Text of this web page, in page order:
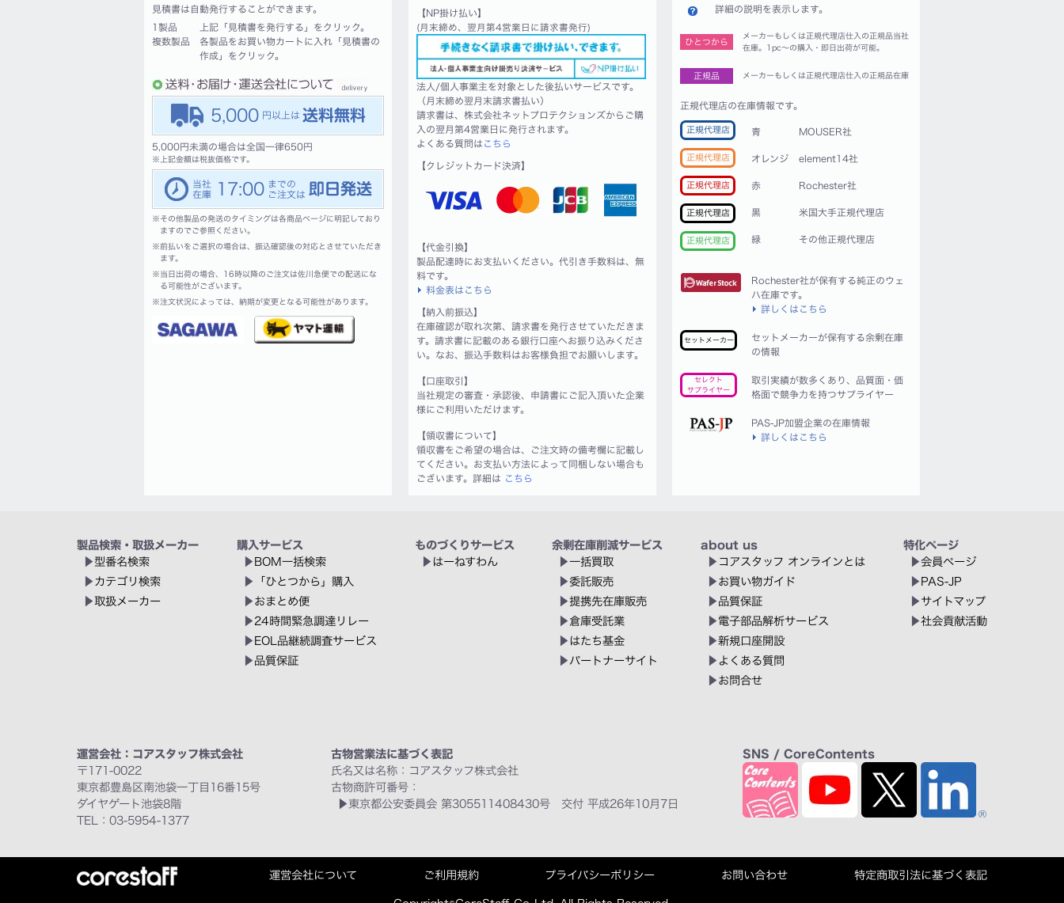
見積書は自動発行することができます。
1製品
上記「見積書を発行する」をクリック。
複数製品
各製品をお買い物カートに入れ「見積書の
作成」をクリック。
5,000
5,000円未満の場合は全国一律650円
※ 上記金額は税抜価格です。
17:00
※その他製品の発送のタイミングは各商品ページに明記しており
ますのでご参照ください。
※前払いをご選択の場合は、振込確認後の対応とさせていただき
ます。
※ 当日出荷の場合、16時以降のご注文は佐川急便での配送にな
る可能性がございます。
※注文状況によっては、納期が変更となる可能性があります。
【NP掛け払い】
(月末締め、翌月第4営業日に請求書発行)
法人/個人事業主を対象とした後払いサービスです。
（月末締め翌月末請求書払い）
請求書は、株式会社ネットプロテクションズからご購
入の翌月第4営業日に発行されます。
よくある質問は こちら
【クレジットカード決済】
【代金引換】
製品配達時にお支払いください。代引き手数料は、無
料です。
料金表はこちら
【納入前振込】
在庫確認が取れ次第、請求書を発行させていただきま
す。請求書に記載のある銀行口座へお振り込みくださ
い。なお、振込手数料はお客様負担でお願いします。
【口座取引】
当社規定の審査・承認後、申請書にご記入頂いた企業
様にご利用いただけます。
【領収書について】
領収書をご希望の場合は、ご注文時の備考欄に記載し
てください。お支払い方法によって同梱しない場合も
ございます。詳細は こちら
詳細の説明を表示します。
ひとつから
メーカーもしくは正規代理店仕入の正規品当社
在庫。1pc〜の購入・即日出荷が可能。
正規品 メーカーもしくは正規代理店仕入の正規品在庫
正規代理店の在庫情報です。
正規代理店
正規代理店
正規代理店
正規代理店
正規代理店
青 MOUSER社
オレンジ element14社
赤 Rochester社
黒 米国大手正規代理店
緑 その他正規代理店
Rochester社が保有する純正のウェ
ハ在庫です。
詳しくはこちら
セットメーカー
セットメーカーが保有する余剰在庫
の情報
セレクト
サプライヤー
取引実績が数多くあり、品質面・価
格面で競争力を持つサプライヤー
PAS-JP加盟企業の在庫情報
詳しくはこちら
製品検索・取扱メーカー
型番名検索
カテゴリ検索
取扱メーカー
購入サービス
BOM一括検索
「ひとつから」購入
おまとめ便
24時間緊急調達リレー
EOL品継続調査サービス
品質保証
ものづくりサービス
はーねすわん
余剰在庫削減サービス
一括買取
委託販売
提携先在庫販売
倉庫受託業
はたち基金
パートナーサイト
about us
コアスタッフ オンラインとは
お買い物ガイド
品質保証
電子部品解析サービス
新規口座開設
よくある質問
お問合せ
特化ページ
会員ページ
PAS-JP
サイトマップ
社会貢献活動
運営会社：コアスタッフ株式会社
〒171-0022
東京都豊島区南池袋一丁目16番15号
ダイヤゲート池袋8階
TEL：03-5954-1377
古物営業法に基づく表記
氏名又は名称：コアスタッフ株式会社
古物商許可番号：
東京都公安委員会 第305511408430号 交付 平成26年10月7日
SNS / CoreContents
運営会社について ご利用規約 プライバシーポリシー お問い合わせ 特定商取引法に基づく表記